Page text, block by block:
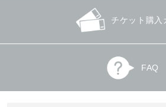
チケット購入
FAQ